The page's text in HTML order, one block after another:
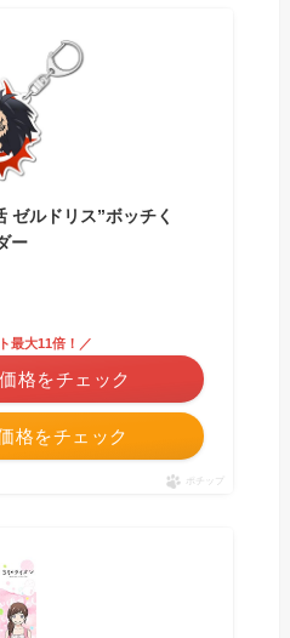
ゼルドリス”ボッチく
ー
格をチェック
最大11倍！／
格をチェック
ポチップ